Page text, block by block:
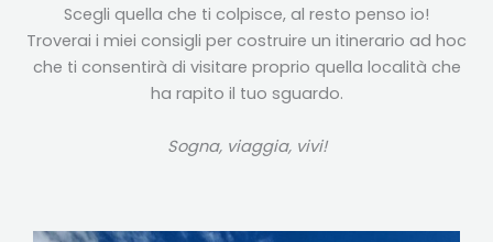
Scegli quella che ti colpisce, al resto penso io!
Troverai i miei consigli per costruire un itinerario ad hoc
che ti consentirà di visitare proprio quella località che
ha rapito il tuo sguardo.
Sogna, viaggia, vivi!